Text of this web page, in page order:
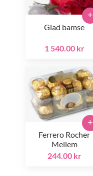
Glad bamse
1 540.00 kr
+
Ferrero Rocher
Mellem
244.00 kr
+